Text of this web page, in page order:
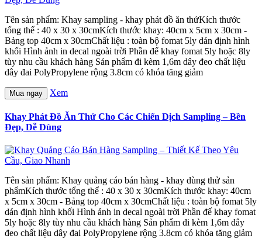
Tên sản phẩm: Khay sampling - khay phát đồ ăn thửKích thước
tổng thể : 40 x 30 x 30cmKích thước khay: 40cm x 5cm x 30cm -
Bảng top 40cm x 30cmChất liệu : toàn bộ fomat 5ly dán định hình
khối Hình ảnh in decal ngoài trời Phần đế khay fomat 5ly hoặc 8ly
tùy nhu cầu khách hàng Sản phẩm đi kèm 1,6m dây đeo chất liệu
dây đai PolyPropylene rộng 3.8cm có khóa tăng giảm
Mua ngay Xem
Khay Phát Đồ Ăn Thử Cho Các Chiến Dịch Sampling – Bền
Đẹp, Dễ Dùng
Tên sản phẩm: Khay quảng cáo bán hàng - khay dùng thử sản
phẩmKích thước tổng thể : 40 x 30 x 30cmKích thước khay: 40cm
x 5cm x 30cm - Bảng top 40cm x 30cmChất liệu : toàn bộ fomat 5ly
dán định hình khối Hình ảnh in decal ngoài trời Phần đế khay fomat
5ly hoặc 8ly tùy nhu cầu khách hàng Sản phẩm đi kèm 1,6m dây
đeo chất liệu dây đai PolyPropylene rộng 3.8cm có khóa tăng giảm